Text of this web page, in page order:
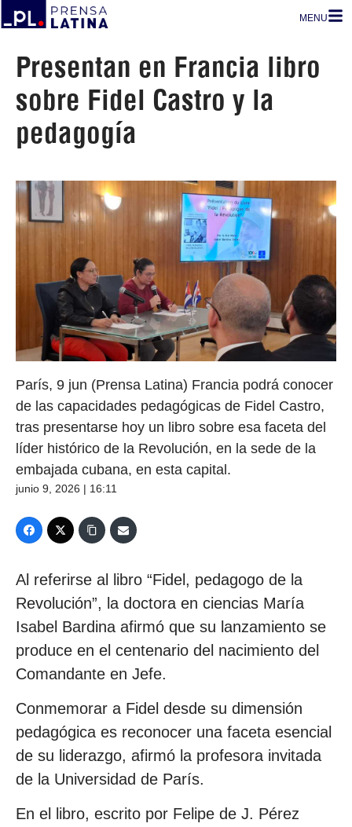
MENU
Presentan en Francia libro
sobre Fidel Castro y la
pedagogía
París, 9 jun (Prensa Latina) Francia podrá conocer
de las capacidades pedagógicas de Fidel Castro,
tras presentarse hoy un libro sobre esa faceta del
líder histórico de la Revolución, en la sede de la
embajada cubana, en esta capital.
junio 9, 2026 | 16:11
Al referirse al libro “Fidel, pedagogo de la
Revolución”, la doctora en ciencias María
Isabel Bardina afirmó que su lanzamiento se
produce en el centenario del nacimiento del
Comandante en Jefe.
Conmemorar a Fidel desde su dimensión
pedagógica es reconocer una faceta esencial
de su liderazgo, afirmó la profesora invitada
de la Universidad de París.
En el libro, escrito por Felipe de J. Pérez